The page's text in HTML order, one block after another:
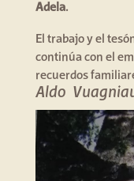
Adela.
El trabajo y el
continúa con el
recuerdos
Aldo